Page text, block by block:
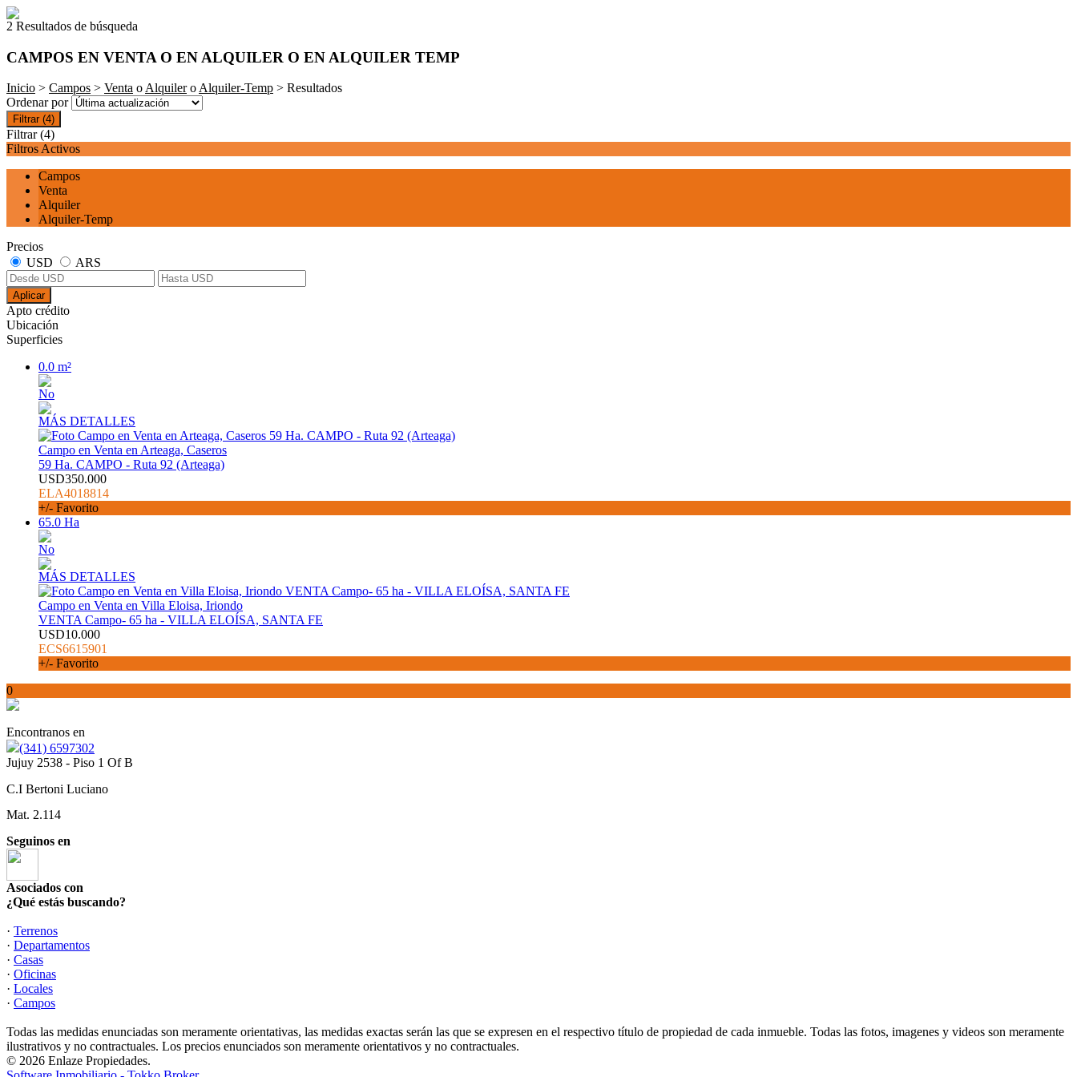
2 Resultados de búsqueda
CAMPOS EN VENTA O EN ALQUILER O EN ALQUILER TEMP
Inicio > Campos > Venta oAlquileroAlquiler-Temp > Resultados
Ordenar por
Filtrar (4)
Filtrar (4)
Filtros Activos
Campos
Venta
Alquiler
Alquiler-Temp
Precios
USD
ARS
Aplicar
Apto crédito
Ubicación
Superficies
0.0 m²
No
MÁS DETALLES
Campo en Venta en Arteaga, Caseros
59 Ha. CAMPO - Ruta 92 (Arteaga)
USD350.000
ELA4018814
+/- Favorito
65.0 Ha
No
MÁS DETALLES
Campo en Venta en Villa Eloisa, Iriondo
VENTA Campo- 65 ha - VILLA ELOÍSA, SANTA FE
USD10.000
ECS6615901
+/- Favorito
0
Encontranos en
(341) 6597302
Jujuy 2538 - Piso 1 Of B
C.I Bertoni Luciano
Mat. 2.114
Seguinos en
Asociados con
¿Qué estás buscando?
· Terrenos
· Departamentos
· Casas
· Oficinas
· Locales
· Campos
Todas las medidas enunciadas son meramente orientativas, las medidas exactas serán las que se expresen en el respectivo título de propiedad de cada inmueble. Todas las fotos, imagenes y videos son meramente
ilustrativos y no contractuales. Los precios enunciados son meramente orientativos y no contractuales.
© 2026 Enlaze Propiedades.